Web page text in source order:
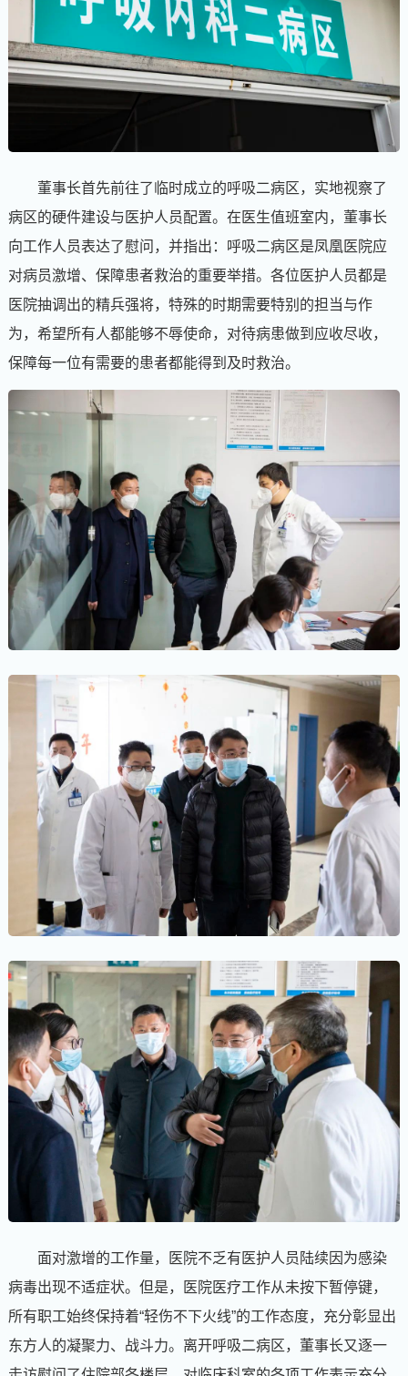
董事长首先前往了临时成立的呼吸二病区，实地视察了
病区的硬件建设与医护人员配置。在医生值班室内，董事长
向工作人员表达了慰问，并指出：呼吸二病区是凤凰医院应
对病员激增、保障患者救治的重要举措。各位医护人员都是
医院抽调出的精兵强将，特殊的时期需要特别的担当与作
为，希望所有人都能够不辱使命，对待病患做到应收尽收，
保障每一位有需要的患者都能得到及时救治。
面对激增的工作量，医院不乏有医护人员陆续因为感染
病毒出现不适症状。但是，医院医疗工作从未按下暂停键，
所有职工始终保持着“轻伤不下火线”的工作态度，充分彰显出
东方人的凝聚力、战斗力。离开呼吸二病区，董事长又逐一